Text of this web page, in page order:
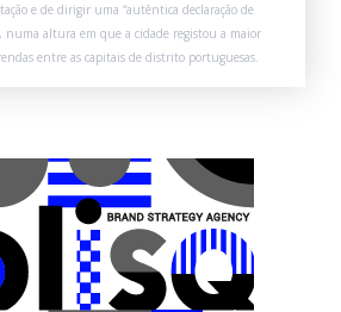
e de dirigir uma “autêntica declaração de
numa altura em que a cidade registou a maior
entre as capitais de distrito portuguesas.